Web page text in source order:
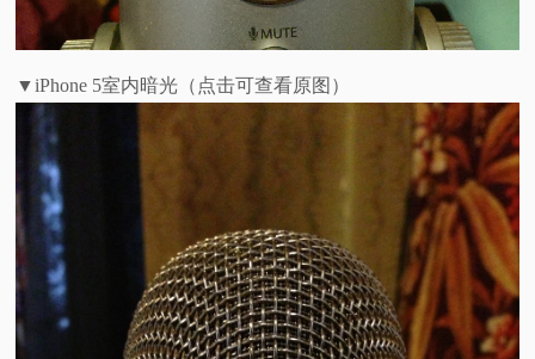
▼iPhone 5室内暗光（点击可查看原图）